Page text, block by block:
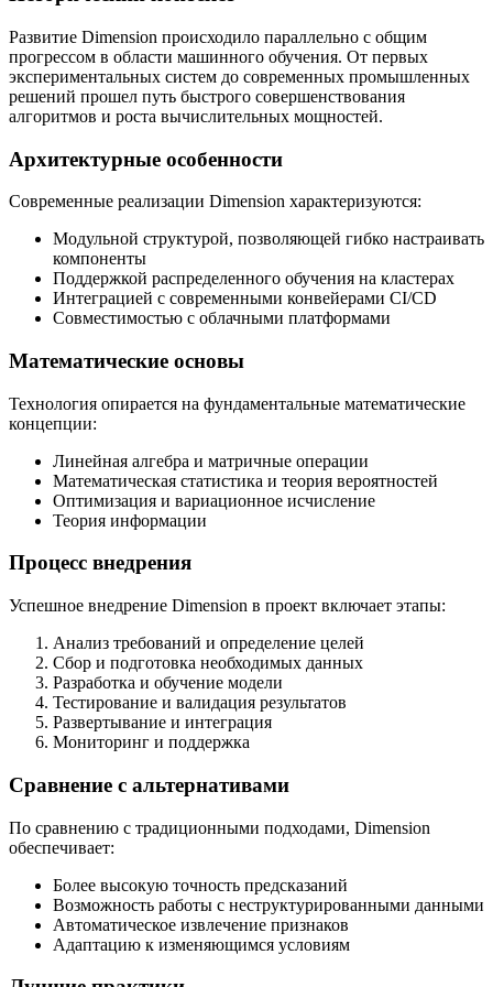
Развитие Dimension происходило параллельно с общим
прогрессом в области машинного обучения. От первых
экспериментальных систем до современных промышленных
решений прошел путь быстрого совершенствования
алгоритмов и роста вычислительных мощностей.
Архитектурные особенности
Современные реализации Dimension характеризуются:
Модульной структурой, позволяющей гибко настраивать
компоненты
Поддержкой распределенного обучения на кластерах
Интеграцией с современными конвейерами CI/CD
Совместимостью с облачными платформами
Математические основы
Технология опирается на фундаментальные математические
концепции:
Линейная алгебра и матричные операции
Математическая статистика и теория вероятностей
Оптимизация и вариационное исчисление
Теория информации
Процесс внедрения
Успешное внедрение Dimension в проект включает этапы:
Анализ требований и определение целей
Сбор и подготовка необходимых данных
Разработка и обучение модели
Тестирование и валидация результатов
Развертывание и интеграция
Мониторинг и поддержка
Сравнение с альтернативами
По сравнению с традиционными подходами, Dimension
обеспечивает:
Более высокую точность предсказаний
Возможность работы с неструктурированными данными
Автоматическое извлечение признаков
Адаптацию к изменяющимся условиям